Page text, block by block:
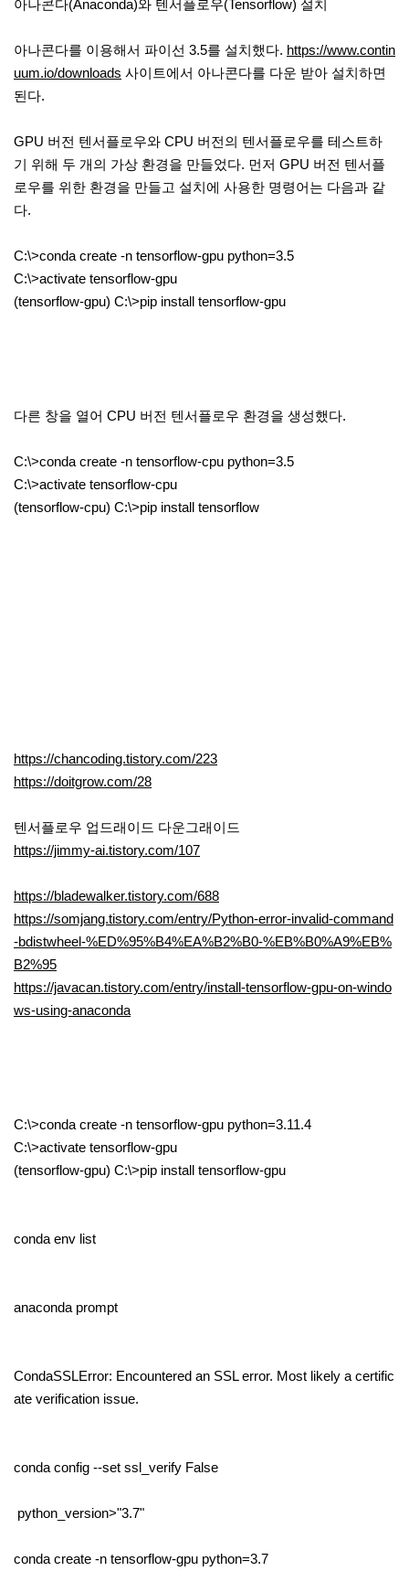
아나콘다(Anaconda)와 텐서플로우(Tensorflow) 설치
아나콘다를 이용해서 파이선 3.5를 설치했다. https://www.contin
uum.io/downloads 사이트에서 아나콘다를 다운 받아 설치하면
된다.
GPU 버전 텐서플로우와 CPU 버전의 텐서플로우를 테스트하
기 위해 두 개의 가상 환경을 만들었다. 먼저 GPU 버전 텐서플
로우를 위한 환경을 만들고 설치에 사용한 명령어는 다음과 같
다.
C:\>conda create -n tensorflow-gpu python=3.5
C:\>activate tensorflow-gpu
(tensorflow-gpu) C:\>pip install tensorflow-gpu
다른 창을 열어 CPU 버전 텐서플로우 환경을 생성했다.
C:\>conda create -n tensorflow-cpu python=3.5
C:\>activate tensorflow-cpu
(tensorflow-cpu) C:\>pip install tensorflow
https://chancoding.tistory.com/223
https://doitgrow.com/28
텐서플로우 업드래이드 다운그래이드
https://jimmy-ai.tistory.com/107
https://bladewalker.tistory.com/688
https://somjang.tistory.com/entry/Python-error-invalid-command
-bdistwheel-%ED%95%B4%EA%B2%B0-%EB%B0%A9%EB%
B2%95
https://javacan.tistory.com/entry/install-tensorflow-gpu-on-windo
ws-using-anaconda
C:\>conda create -n tensorflow-gpu python=3.11.4
C:\>activate tensorflow-gpu
(tensorflow-gpu) C:\>pip install tensorflow-gpu
conda env list
anaconda prompt
CondaSSLError: Encountered an SSL error. Most likely a certific
ate verification issue.
conda config --set ssl_verify False
python_version>"3.7"
conda create -n tensorflow-gpu python=3.7